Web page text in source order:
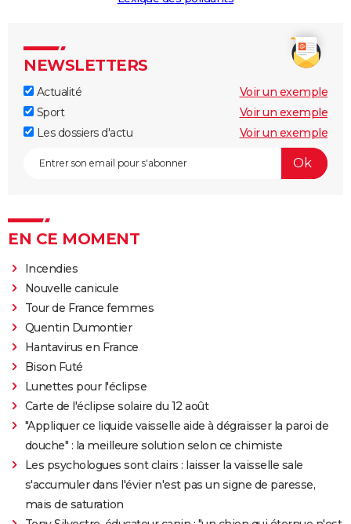
NEWSLETTERS
Actualité
Voir un exemple
Sport
Voir un exemple
Les dossiers d'actu
Voir un exemple
EN CE MOMENT
Incendies
Nouvelle canicule
Tour de France femmes
Quentin Dumontier
Hantavirus en France
Bison Futé
Lunettes pour l'éclipse
Carte de l'éclipse solaire du 12 août
"Appliquer ce liquide vaisselle aide à dégraisser la paroi de
douche" : la meilleure solution selon ce chimiste
Les psychologues sont clairs : laisser la vaisselle sale
s'accumuler dans l'évier n'est pas un signe de paresse,
mais de saturation